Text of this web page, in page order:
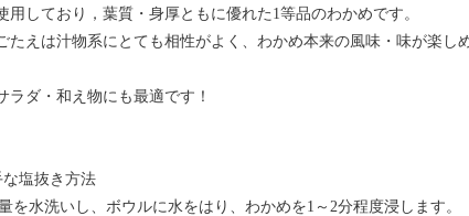
用しており，葉質・身厚ともに優れた1等品のわかめです。
たえは汁物系にとても相性がよく、わかめ本来の風味・味が楽し
ラダ・和え物にも最適です！
塩抜き方法
を水洗いし、ボウルに水をはり、わかめを1～2分程度浸します。